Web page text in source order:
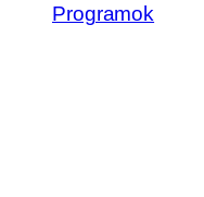
Programok